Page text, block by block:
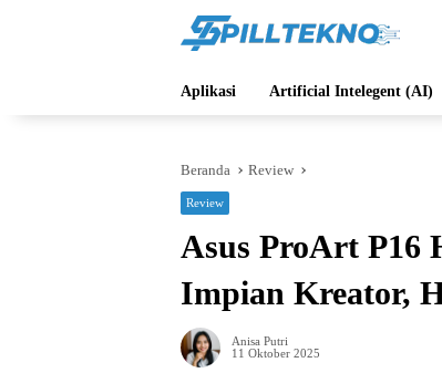
Aplikasi Artificial Intelegent (AI)
Beranda Review
Review
Asus ProArt P16
Impian Kreator,
Anisa Putri
11 Oktober 2025